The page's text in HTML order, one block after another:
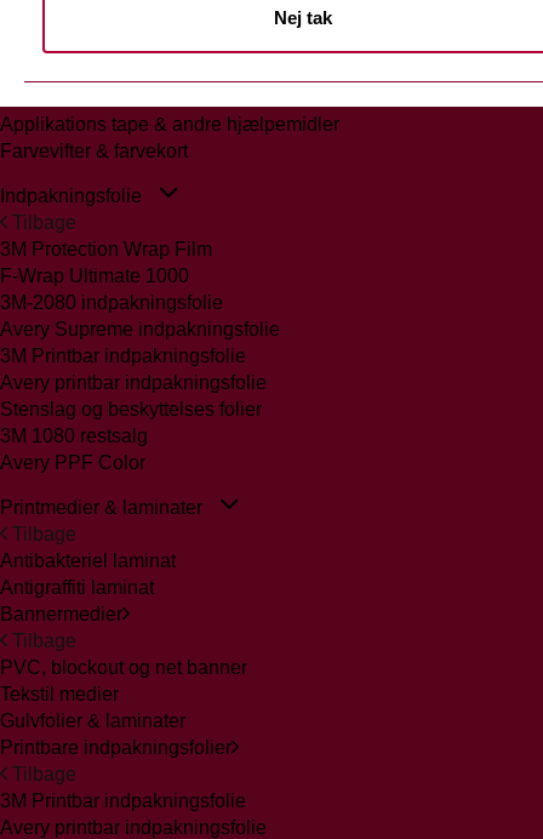
Nej tak
Glasmattering Ritrama/Fedrigoni
Applikations tape & andre hjælpemidler
Farvevifter & farvekort
Indpakningsfolie
Tilbage
3M Protection Wrap Film
F-Wrap Ultimate 1000
3M-2080 indpakningsfolie
Avery Supreme indpakningsfolie
3M Printbar indpakningsfolie
Avery printbar indpakningsfolie
Stenslag og beskyttelses folier
3M 1080 restsalg
Avery PPF Color
Printmedier & laminater
Tilbage
Antibakteriel laminat
Antigraffiti laminat
Bannermedier
Tilbage
PVC, blockout og net banner
Tekstil medier
Gulvfolier & laminater
Printbare indpakningsfolier
Tilbage
3M Printbar indpakningsfolie
Avery printbar indpakningsfolie